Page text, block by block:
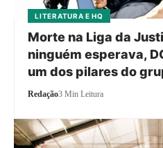
LITERATURA E HQ
Morte na Liga da
ninguém esperava,
um dos pilares do
Redação3 Min Leitura